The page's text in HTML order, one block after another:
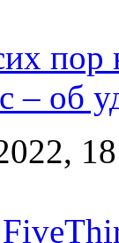
пор
– об